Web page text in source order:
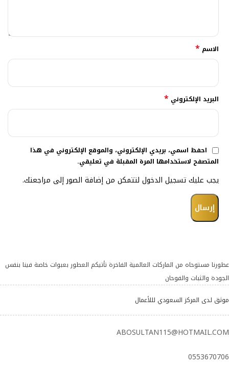
الاسم *
البريد الإلكتروني *
احفظ اسمي، بريدي الإلكتروني، والموقع الإلكتروني في هذا
المتصفح لاستخدامها المرة المقبلة في تعليقي.
يجب عليك تسجيل الدخول لتتمكن من إضافة الصور إلى مراجعتك.
عطورنا مستوحاه من الماركات العالمية الفاخرة تأتيكم العطور بعبوات خاصة فينا بنفس
الجودة والثبات والفوحان
موثق لدى المركز السعودي لللأعمال
ABOSULTAN115@HOTMAIL.COM
0553670706